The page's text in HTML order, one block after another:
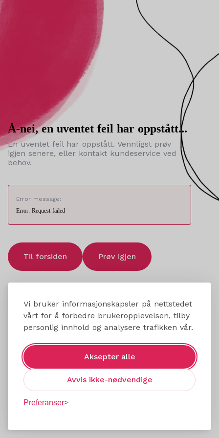
Vi bruker informasjonskapsler på nettstedet
vårt for å forbedre brukeropplevelsen, tilby
personlig innhold og analysere trafikken vår.
Aksepter alle
Avvis ikke-nødvendige
Preferanser
Å-nei, en uventet feil har oppstått...
En uventet feil har oppstått. Vennligst prøv
igjen senere, eller kontakt kundeservice ved
behov.
Error message:
Error: Request failed
Til forsiden Prøv igjen